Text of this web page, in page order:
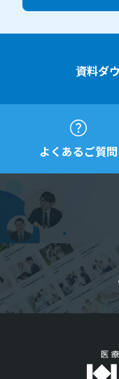
資料ダ
よくあるご質問